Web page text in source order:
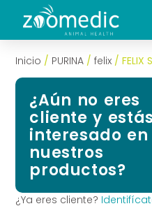
Inicio / PURINA /felix /
¿Aún no eres
cliente y estás
interesado en
nuestros
productos?
¿Ya eres cliente?